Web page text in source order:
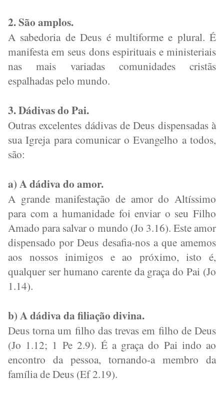
2. São amplos.
A sabedoria de Deus é multiforme e plural. É
manifesta em seus dons espirituais e ministeriais
nas mais variadas comunidades cristãs
espalhadas pelo mundo.
3. Dádivas do Pai.
Outras excelentes dádivas de Deus dispensadas à
sua Igreja para comunicar o Evangelho a todos,
são:
a) A dádiva do amor.
A grande manifestação de amor do Altíssimo
para com a humanidade foi enviar o seu Filho
Amado para salvar o mundo (Jo 3.16). Este amor
dispensado por Deus desafia-nos a que amemos
aos nossos inimigos e ao próximo, isto é,
qualquer ser humano carente da graça do Pai (Jo
1.14).
b) A dádiva da filiação divina.
Deus torna um filho das trevas em filho de Deus
(Jo 1.12; 1 Pe 2.9). É a graça do Pai indo ao
encontro da pessoa, tornando-a membro da
família de Deus (Ef 2.19).